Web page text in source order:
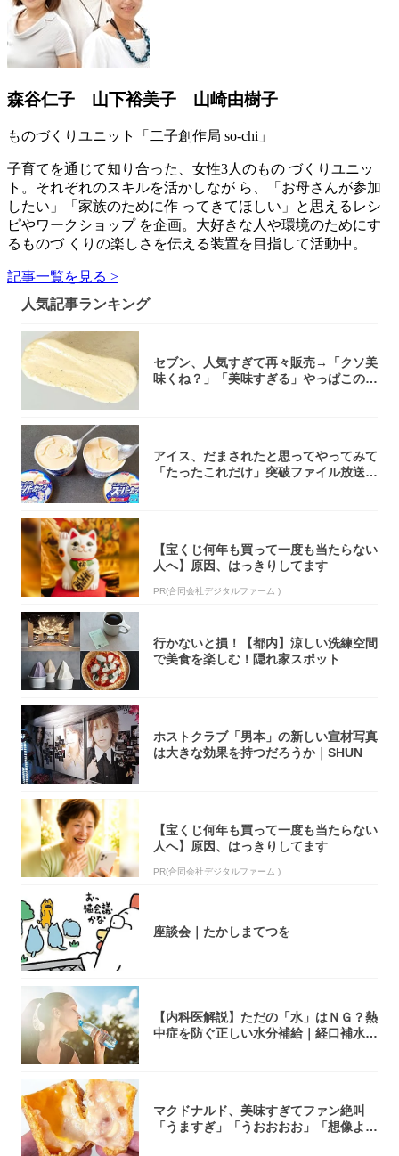
森谷仁子 山下裕美子 山崎由樹子
ものづくりユニット「二子創作局 so-chi」
子育てを通じて知り合った、女性3人のもの づくりユニッ
ト。それぞれのスキルを活かしなが ら、「お母さんが参加
したい」「家族のために作 ってきてほしい」と思えるレシ
ピやワークショップ を企画。大好きな人や環境のためにす
るものづ くりの楽しさを伝える装置を目指して活動中。
記事一覧を見る >
人気記事ランキング
セブン、人気すぎて再々販売→「クソ美
味くね？」「美味すぎる」やっぱこのク
アイス、だまされたと思ってやってみて
「たったこれだけ」突破ファイル放送で
【宝くじ何年も買って一度も当たらない
人へ】原因、はっきりしてます
PR(合同会社デジタルファーム )
行かないと損！【都内】涼しい洗練空間
で美食を楽しむ！隠れ家スポット
ホストクラブ「男本」の新しい宣材写真
は大きな効果を持つだろうか｜SHUN
【宝くじ何年も買って一度も当たらない
人へ】原因、はっきりしてます
PR(合同会社デジタルファーム )
座談会｜たかしまてつを
【内科医解説】ただの「水」はＮＧ？熱
中症を防ぐ正しい水分補給｜経口補水
マクドナルド、美味すぎてファン絶叫
「うますぎ」「うおおおお」「想像より